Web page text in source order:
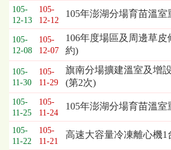
事
項
105-
12-13
105-
12-12
105年澎湖分場育苗溫室
105-
12-08
105-
12-07
106年度場區及周邊草
約)
105-
11-30
105-
11-29
旗南分場擴建溫室及增
(第2次)
105-
11-25
105-
11-24
105年澎湖分場育苗溫室
105-
11-22
105-
11-21
高速大容量冷凍離心機1